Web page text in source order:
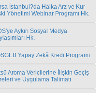
İstanbul?da Halka Arz ve Kur
Yönetimi Webinar Programı Hk.
Aykırı Sosyal Medya
Hk.
Yapay Zekâ Kredi Programı
Aroma Vericilerine İlişkin Geçiş
ve Uygulama Talimatı